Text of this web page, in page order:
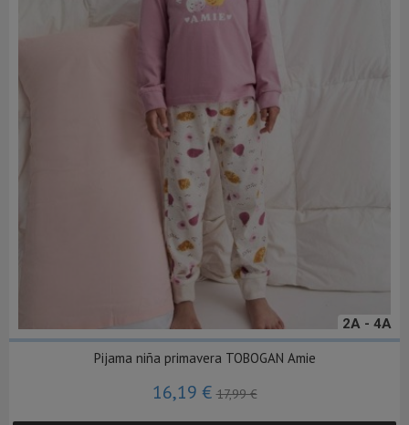
2A - 4A
Pijama niña primavera TOBOGAN Amie
16,19 €17,99 €